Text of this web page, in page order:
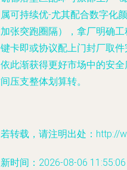
可持续优-尤其配合数字化
张突跑圈隔），拿厂明确
卡即或协议配上门封厂取
此渐获得更好市场中的安
压支整体划算转。
转载，请注明出处：http://
时间：2026-08-06 11:55:06